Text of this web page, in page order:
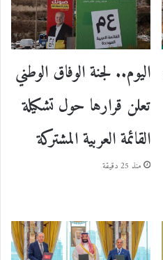
اليوم.. لجنة الوفاق الوطني
تعلن قرارها حول تشكيلة
القائمة العربية المشتركة
منذ 25 دقيقة